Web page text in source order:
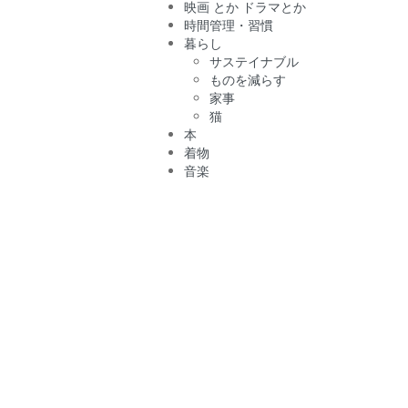
映画 とか ドラマとか
時間管理・習慣
暮らし
サステイナブル
ものを減らす
家事
猫
本
着物
音楽